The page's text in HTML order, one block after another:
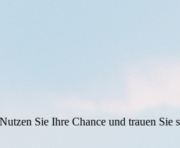
Sie Ihre Chance und trauen Sie